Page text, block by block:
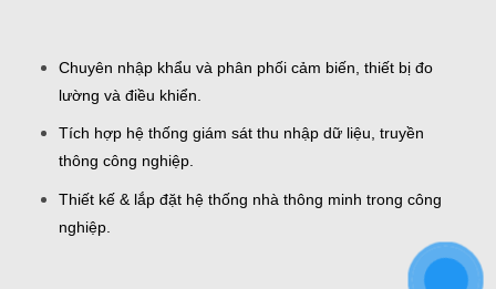
Chuyên nhập khẩu và phân phối cảm biến, thiết bị đo
lường và điều khiển.
Tích hợp hệ thống giám sát thu nhập dữ liệu, truyền
thông công nghiệp.
Thiết kế & lắp đặt hệ thống nhà thông minh trong công
nghiệp.